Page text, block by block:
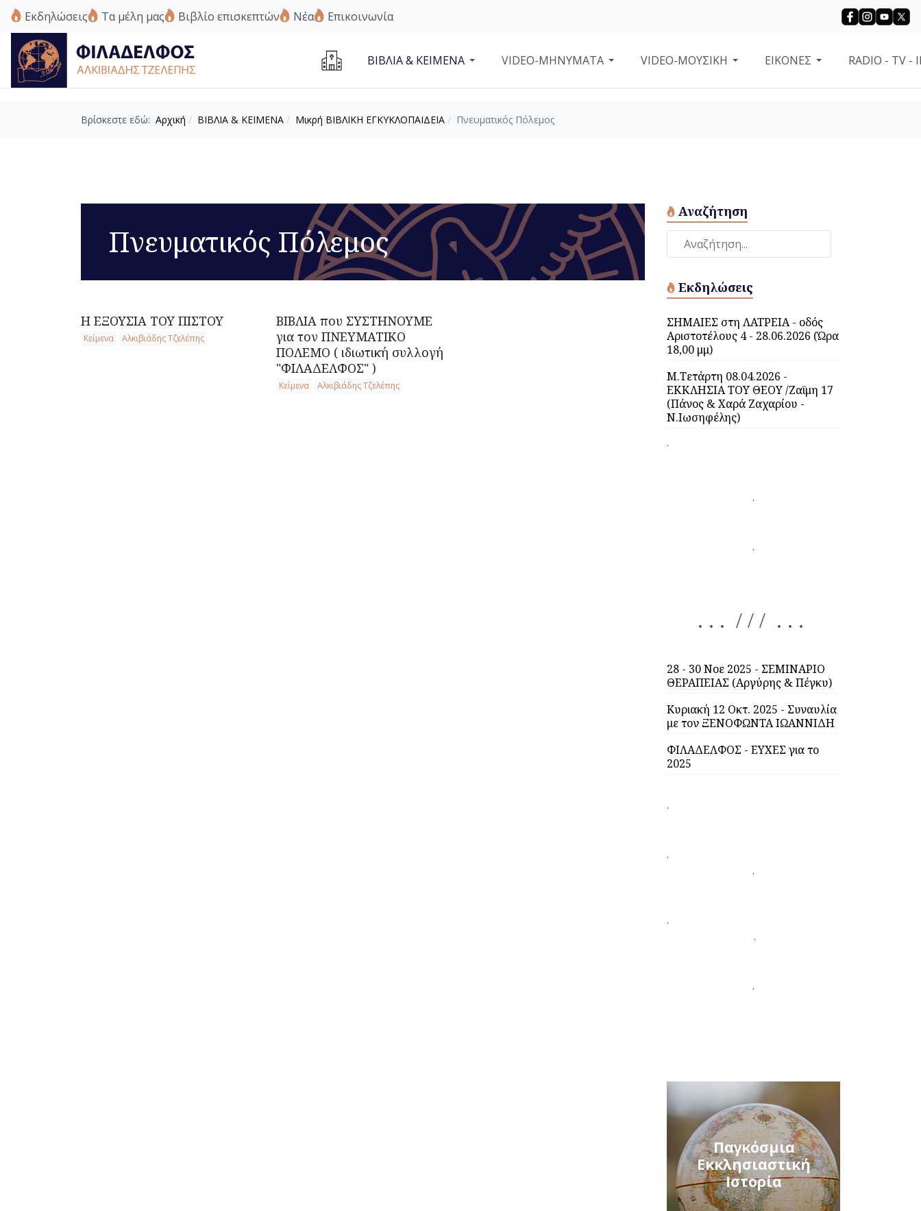
Εκδηλώσεις Τα μέλη μας Βιβλίο επισκεπτών Νέα Επικοινωνία
ΒΙΒΛΙΑ & ΚΕΙΜΕΝΑ VIDEO-ΜΗΝΥΜΑΤΑ VIDEO-ΜΟΥΣΙΚΗ ΕΙΚΌΝΕΣ RADIO - TV -
Βρίσκεστε εδώ: Αρχική ΒΙΒΛΙΑ & ΚΕΙΜΕΝΑ Μικρή ΒΙΒΛΙΚΗ ΕΓΚΥΚΛΟΠΑΙΔΕΙΑ Πνευματικός Πόλεμος
Πνευματικός Πόλεμος
Η ΕΞΟΥΣΙΑ ΤΟΥ ΠΙΣΤΟΥ
Κείμενα Αλκιβιάδης Τζελέπης
ΒΙΒΛΙΑ που ΣΥΣΤΗΝΟΥΜΕ
για τον ΠΝΕΥΜΑΤΙΚΟ
ΠΟΛΕΜΟ ( ιδιωτική συλλογή
"ΦΙΛΑΔΕΛΦΟΣ" )
Κείμενα Αλκιβιάδης Τζελέπης
Αναζήτηση
Εκδηλώσεις
ΣΗΜΑΙΕΣ στη ΛΑΤΡΕΙΑ - οδός
Αριστοτέλους 4 - 28.06.2026 (Ώρα
18,00 μμ)
Μ.Τετάρτη 08.04.2026 -
ΕΚΚΛΗΣΙΑ ΤΟΥ ΘΕΟΥ /Ζαϊμη 17
(Πάνος & Χαρά Ζαχαρίου -
Ν.Ιωσηφέλης)
.
.
.
. . . / / / . . .
28 - 30 Νοε 2025 - ΣΕΜΙΝΑΡΙΟ
ΘΕΡΑΠΕΙΑΣ (Αργύρης & Πέγκυ)
Κυριακή 12 Οκτ. 2025 - Συναυλία
με τον ΞΕΝΟΦΩΝΤΑ ΙΩΑΝΝΙΔΗ
ΦΙΛΑΔΕΛΦΟΣ - ΕΥΧΕΣ για το
2025
.
.
.
.
.
.
Παγκόσμια
Εκκλησιαστική
Ιστορία